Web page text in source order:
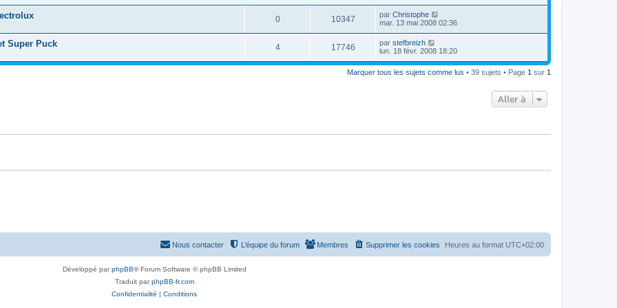
s
s
e
n
s
s
s
s
a
g
e
o
n
s
s
r
m
e
s
s
a
g
e
é
o
n
u
s
i
e
r
m
e
s
s
a
0R
é
10347V
u
s
D
e
i
e
r
m
par Christophe
mar. 13 mai 2008 02:36
Super Puck 4R
é
s
s
17746V
u
D
e
n
i
a
par stefbreizh
lun. 18 févr. 2008 18:20
Marquer tous les sujets comme lus • 39 sujets • Page 1 sur 1
Aller à
Heures au format UTC+02:00
Supprimer les cookies
Membres
L’équipe du forum
Nous contacter
Développé parphpBB® Forum Software © phpBB Limited
Traduit parphpBB-fr.com
Confidentialité | Conditions